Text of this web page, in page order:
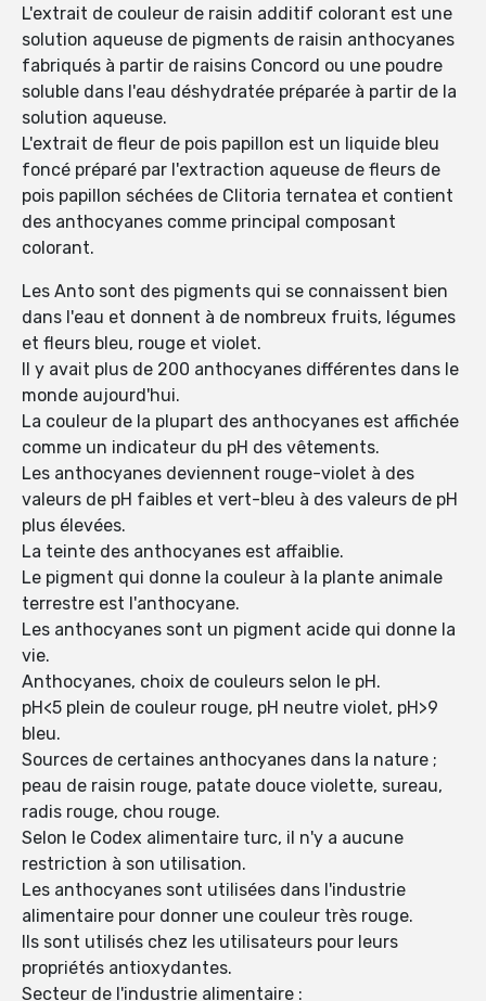
L'extrait de couleur de raisin additif colorant est une
solution aqueuse de pigments de raisin anthocyanes
fabriqués à partir de raisins Concord ou une poudre
soluble dans l'eau déshydratée préparée à partir de la
solution aqueuse.
L'extrait de fleur de pois papillon est un liquide bleu
foncé préparé par l'extraction aqueuse de fleurs de
pois papillon séchées de Clitoria ternatea et contient
des anthocyanes comme principal composant
colorant.
Les Anto sont des pigments qui se connaissent bien
dans l'eau et donnent à de nombreux fruits, légumes
et fleurs bleu, rouge et violet.
Il y avait plus de 200 anthocyanes différentes dans le
monde aujourd'hui.
La couleur de la plupart des anthocyanes est affichée
comme un indicateur du pH des vêtements.
Les anthocyanes deviennent rouge-violet à des
valeurs de pH faibles et vert-bleu à des valeurs de pH
plus élevées.
La teinte des anthocyanes est affaiblie.
Le pigment qui donne la couleur à la plante animale
terrestre est l'anthocyane.
Les anthocyanes sont un pigment acide qui donne la
vie.
Anthocyanes, choix de couleurs selon le pH.
pH<5 plein de couleur rouge, pH neutre violet, pH>9
bleu.
Sources de certaines anthocyanes dans la nature ;
peau de raisin rouge, patate douce violette, sureau,
radis rouge, chou rouge.
Selon le Codex alimentaire turc, il n'y a aucune
restriction à son utilisation.
Les anthocyanes sont utilisées dans l'industrie
alimentaire pour donner une couleur très rouge.
Ils sont utilisés chez les utilisateurs pour leurs
propriétés antioxydantes.
Secteur de l'industrie alimentaire :